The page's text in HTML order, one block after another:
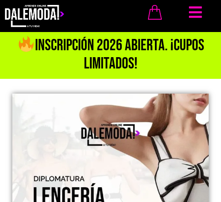
INSCRIPCIÓN 2026 ABIERTA. ¡Cupos
Limitados!